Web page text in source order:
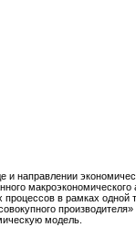
направлении
в рамках
модель.